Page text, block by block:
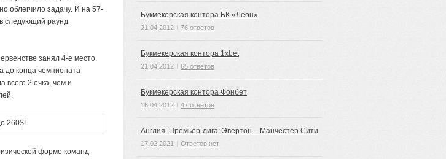
облегчило задачу. И на 57-
следующий раунд
занял 4-е место.
до конца чемпионата
всего 2 очка, чем и
260$!
форме команд
Букмекерская контора БК «Леон»
21.04.2012 76 ответов
Букмекерская контора 1xbet
21.04.2012 65 ответов
Букмекерская контора Фонбет
16.04.2012 47 ответов
Англия. Премьер-лига: Эвертон – Манчестер Сити
17.02.2021 Ответов нет